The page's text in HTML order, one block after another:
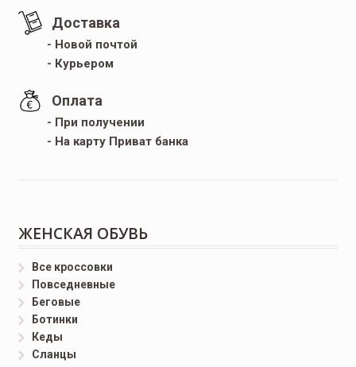
Доставка
- Новой почтой
- Курьером
Оплата
- При получении
- На карту Приват банка
ЖЕНСКАЯ ОБУВЬ
Все кроссовки
Повседневные
Беговые
Ботинки
Кеды
Сланцы